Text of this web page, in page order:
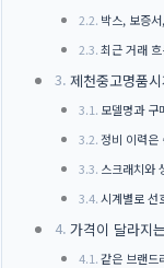
박스, 보증
최근 거래
제천중고명품
모델명과 구
정비 이력은
스크래치와
시계별로 선
가격이 달라지
같은 브랜드